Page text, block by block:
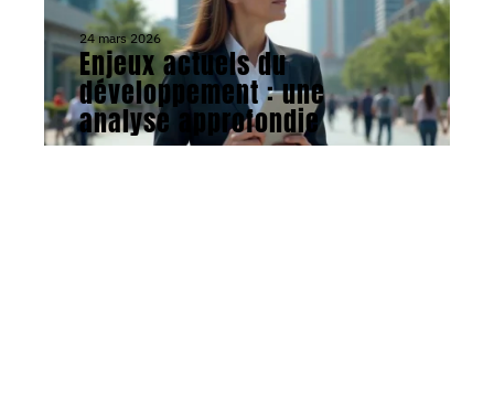
24 mars 2026
Enjeux actuels du
développement : une
analyse approfondie